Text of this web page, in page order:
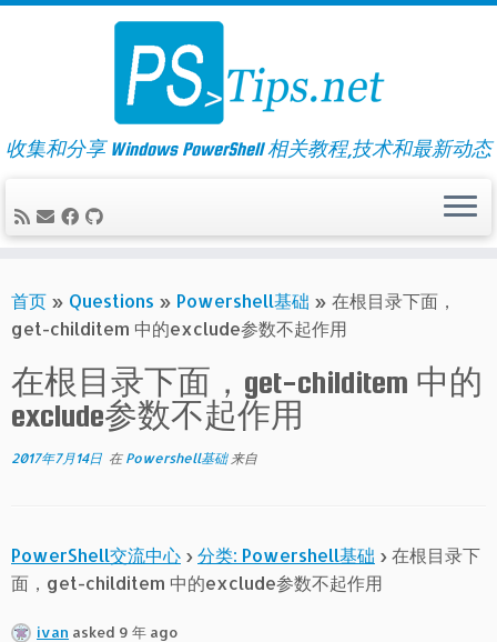
Skip
收集和分享 Windows PowerShell 相关教程,技术和最新动态
首页 » Questions » Powershell基础 » 在根目录下面，
get-childitem 中的exclude参数不起作用
在根目录下面，get-childitem 中的
exclude参数不起作用
2017年7月14日 在 Powershell基础 来自
PowerShell交流中心 › 分类: Powershell基础 › 在根目录下
面，get-childitem 中的exclude参数不起作用
ivan asked 9 年 ago